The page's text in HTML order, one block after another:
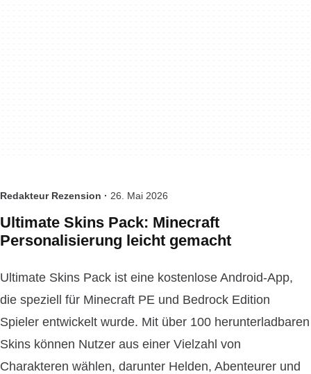
Redakteur Rezension · 26. Mai 2026
Ultimate Skins Pack: Minecraft
Personalisierung leicht gemacht
Ultimate Skins Pack ist eine kostenlose Android-App,
die speziell für Minecraft PE und Bedrock Edition
Spieler entwickelt wurde. Mit über 100 herunterladbaren
Skins können Nutzer aus einer Vielzahl von
Charakteren wählen, darunter Helden, Abenteurer und